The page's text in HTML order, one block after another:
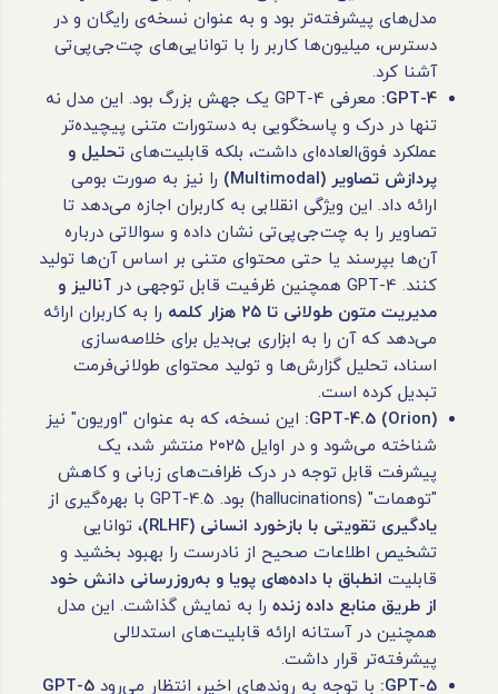
مدل‌های پیشرفته‌تر بود و به عنوان نسخه‌ی رایگان و در
دسترس، میلیون‌ها کاربر را با توانایی‌های چت‌جی‌پی‌تی
آشنا کرد.
GPT-4:
معرفی GPT-4 یک جهش بزرگ بود. این مدل نه
تنها در درک و پاسخگویی به دستورات متنی پیچیده‌تر
عملکرد فوق‌العاده‌ای داشت، بلکه قابلیت‌های تحلیل و
پردازش تصاویر (Multimodal)
را نیز به صورت بومی
ارائه داد. این ویژگی انقلابی به کاربران اجازه می‌دهد تا
تصاویر را به چت‌جی‌پی‌تی نشان داده و سوالاتی درباره
آن‌ها بپرسند یا حتی محتوای متنی بر اساس آن‌ها تولید
کنند. GPT-4 همچنین ظرفیت قابل توجهی در
آنالیز و
مدیریت متون طولانی تا ۲۵ هزار کلمه را به کاربران ارائه
می‌دهد که آن را به ابزاری بی‌بدیل برای خلاصه‌سازی
اسناد، تحلیل گزارش‌ها و تولید محتوای طولانی‌فرمت
تبدیل کرده است.
GPT-4.5 (Orion): این نسخه، که به عنوان "اوریون" نیز
شناخته می‌شود و در اوایل ۲۰۲۵ منتشر شد، یک
پیشرفت قابل توجه در درک ظرافت‌های زبانی و کاهش
"توهمات" (hallucinations) بود. GPT-4.5 با بهره‌گیری از
یادگیری تقویتی با بازخورد انسانی (RLHF)
، توانایی
تشخیص اطلاعات صحیح از نادرست را بهبود بخشید و
قابلیت انطباق با داده‌های پویا و به‌روزرسانی دانش خود
از طریق منابع داده زنده را به نمایش گذاشت. این مدل
همچنین در آستانه ارائه قابلیت‌های استدلالی
پیشرفته‌تر قرار داشت.
GPT-5: با توجه به روندهای اخیر، انتظار می‌رود GPT-5